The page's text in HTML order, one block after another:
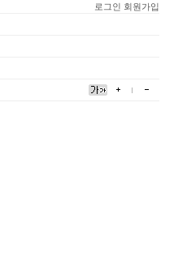
로그인
회원가입